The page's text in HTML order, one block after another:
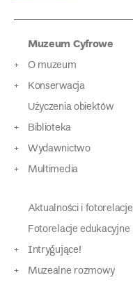
Muzeum Cyfrowe
O muzeum
Konserwacja
Użyczenia obiektów
Biblioteka
Wydawnictwo
Multimedia
Aktualności i fotorelacje
Fotorelacje edukacyjne
Intrygujące!
Muzealne rozmowy